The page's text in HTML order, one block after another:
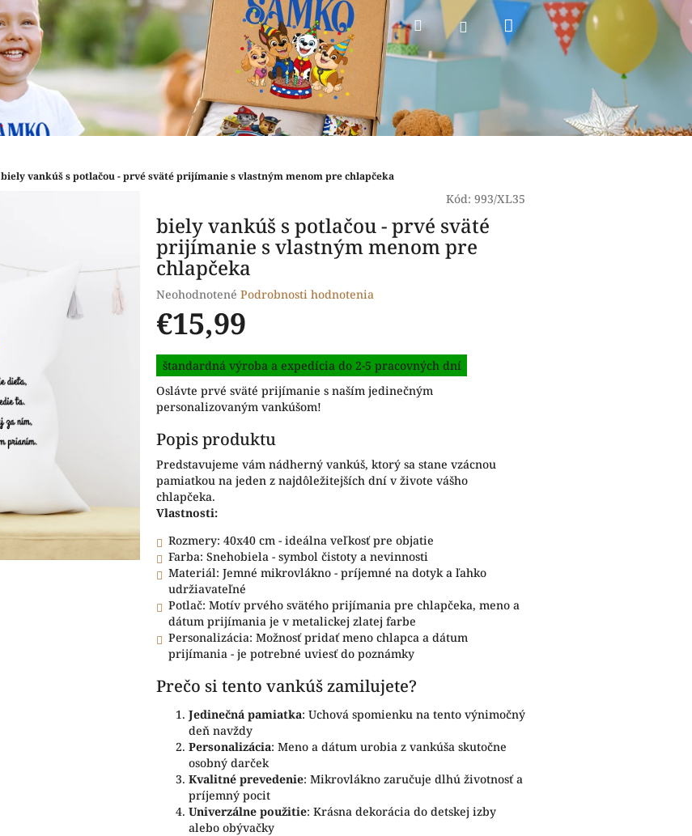
HľadaťPrihlásenieNákupný
biely vankúš s potlačou - prvé sväté prijímanie s vlastným menom pre chlapčeka
Kód: 993/XL35
biely vankúš s potlačou - prvé sväté
prijímanie s vlastným menom pre
chlapčeka
Priemerné
hodnotenie
produktu
0,0
z
5
hviezdičiek.
Neohodnotené Podrobnosti hodnotenia
€15,99
Jednotková
cena:
štandardná výroba a expedícia do 2-5 pracovných dní
Oslávte prvé sväté prijímanie s naším jedinečným
personalizovaným vankúšom!
Popis produktu
Predstavujeme vám nádherný vankúš, ktorý sa stane vzácnou
pamiatkou na jeden z najdôležitejších dní v živote vášho
chlapčeka.
Vlastnosti:
Rozmery: 40x40 cm - ideálna veľkosť pre objatie
Farba: Snehobiela - symbol čistoty a nevinnosti
Materiál: Jemné mikrovlákno - príjemné na dotyk a ľahko
udržiavateľné
Potlač: Motív prvého svätého prijímania pre chlapčeka, meno a
dátum prijímania je v metalickej zlatej farbe
Personalizácia: Možnosť pridať meno chlapca a dátum
prijímania - je potrebné uviesť do poznámky
Prečo si tento vankúš zamilujete?
Jedinečná pamiatka: Uchová spomienku na tento výnimočný
deň navždy
Personalizácia: Meno a dátum urobia z vankúša skutočne
osobný darček
Kvalitné prevedenie: Mikrovlákno zaručuje dlhú životnosť a
príjemný pocit
Univerzálne použitie: Krásna dekorácia do detskej izby
alebo obývačky